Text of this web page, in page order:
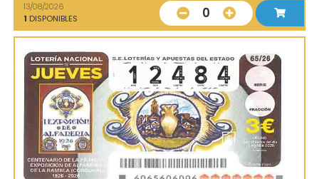
13/08/2026
1 DISPONIBLES 0